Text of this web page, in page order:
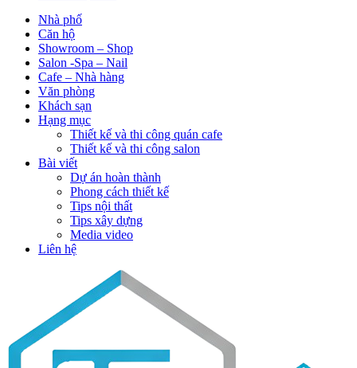
Nhà phố
Căn hộ
Showroom – Shop
Salon -Spa – Nail
Cafe – Nhà hàng
Văn phòng
Khách sạn
Hạng mục
Thiết kế và thi công quán cafe
Thiết kế và thi công salon
Bài viết
Dự án hoàn thành
Phong cách thiết kế
Tips nội thất
Tips xây dựng
Media video
Liên hệ